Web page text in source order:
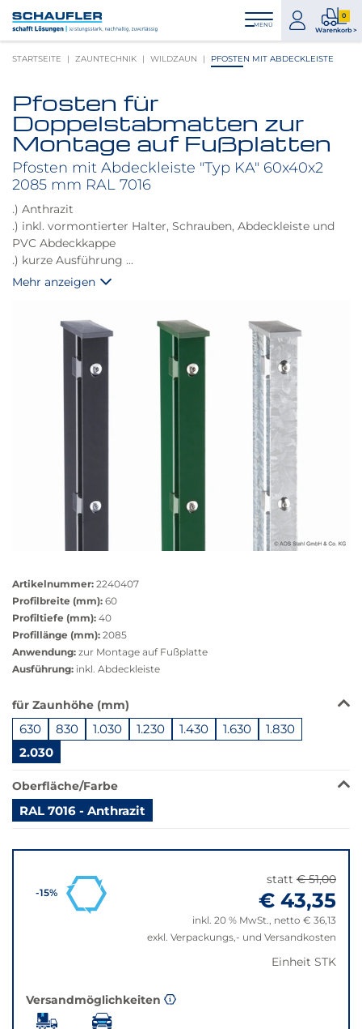
Inhalt
Hauptnavigation
Footernavigation
Logo
Schaufler
verlinkt
Startseite
MENÜ
zum
Konto
0
Warenkorb >
0
STARTSEITE ZAUNTECHNIK WILDZAUN PFOSTEN MIT ABDECKLEISTE
Produktbilder
überspringen
Pfosten für
Doppelstabmatten zur
Montage auf Fußplatten
Pfosten mit Abdeckleiste "Typ KA" 60x40x2
2085 mm RAL 7016
.) Anthrazit
.) inkl. vormontierter Halter, Schrauben, Abdeckleiste und
PVC Abdeckkappe
.) kurze Ausführung
.) passend für Doppelstab Höhe 2,03 m
Mehr anzeigen
anzeigen
Artikelnummer: 2240407
Profilbreite (mm): 60
Profiltiefe (mm): 40
Profillänge (mm): 2085
Anwendung: zur Montage auf Fußplatte
Ausführung: inkl. Abdeckleiste
Das
Produkt
ist
in
dieser
Variante
nicht
verfügbar.
Bei
Klick
Filter
der
gewünschten
für Zaunhöhe (mm)
630 830 1.030 1.230 1.430 1.630 1.830
2.030
Oberfläche/Farbe
RAL 7016 - Anthrazit
zu
zurücksetzen"
-15%
statt € 51,00
€ 43,35
inkl. 20 % MwSt., netto € 36,13
exkl. Verpackungs,- und Versandkosten
Einheit STK
Versandmöglichkeiten